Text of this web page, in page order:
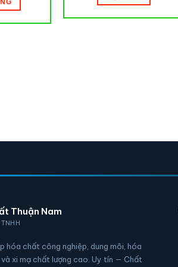
Thuận Nam
hóa chất công nghiệp, dung môi, hóa
xi mạ chất lượng cao. Uy tín — Chất